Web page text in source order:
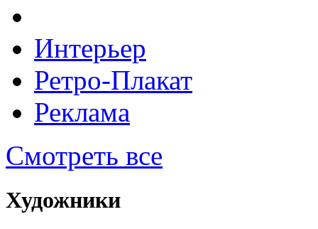
Интерьер
Ретро-Плакат
Реклама
Смотреть все
Художники